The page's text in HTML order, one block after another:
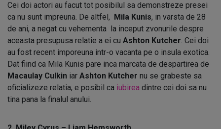
Cei doi actori au facut tot posibilul sa demonstreze presei
ca nu sunt impreuna. De altfel, Mila Kunis, in varsta de 28
de ani, a negat cu vehementa la inceput zvonurile despre
aceasta presupusa relatie a ei cu Ashton Kutcher. Cei doi
au fost recent imporeuna intr-o vacanta pe o insula exotica.
Dat fiind ca Mila Kunis pare inca marcata de despartirea de
Macaulay Culkin iar Ashton Kutcher nu se grabeste sa
oficializeze relatia, e posibil ca iubirea dintre cei doi sa nu
tina pana la finalul anului.